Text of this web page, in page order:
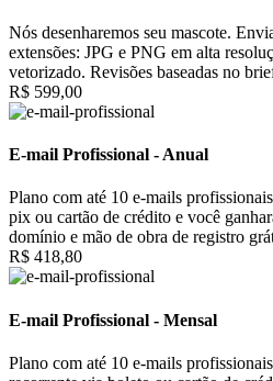
Nós desenharemos seu mascote.
extensões: JPG e PNG em alta
vetorizado. Revisões baseadas no
R$ 599,00
E-mail Profissional - Anual
Plano com até 10 e-mails
pix ou cartão de crédito e você
domínio e mão de obra de registro
R$ 418,80
E-mail Profissional - Mensal
Plano com até 10 e-mails